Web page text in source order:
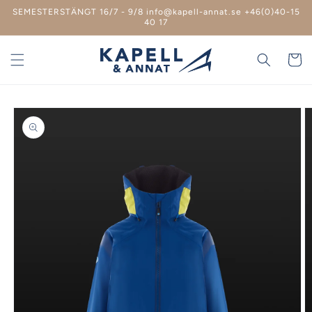
vidare
innehåll
SEMESTERSTÄNGT 16/7 - 9/8 info@kapell-annat.se +46(0)40-15
40 17
vidare till